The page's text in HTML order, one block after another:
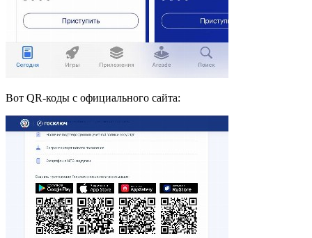
Вот QR-коды с официального сайта: